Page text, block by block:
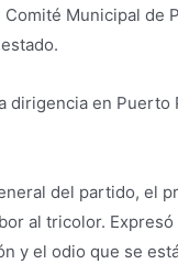
Municipal
en
del partido, el
al tricolor.
y el odio que se